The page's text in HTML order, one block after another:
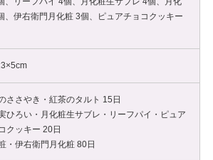
、伊右衛門月化粧 3個、ピュアチョコクッキー
ささやき・紅茶のタルト 15日
ひろい・月化粧生サブレ・リーフパイ・ピュア
クッキー 20日
・伊右衛門月化粧 80日